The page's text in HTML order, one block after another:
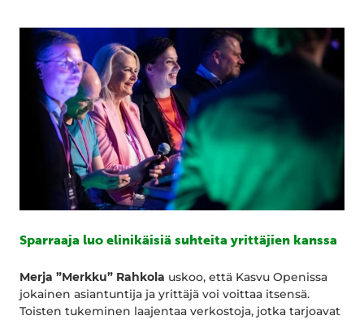
Sparraaja luo elinikäisiä suhteita yrittäjien kanssa
Merja ”Merkku” Rahkola uskoo, että Kasvu Openissa
jokainen asiantuntija ja yrittäjä voi voittaa itsensä.
Toisten tukeminen laajentaa verkostoja, jotka tarjoavat